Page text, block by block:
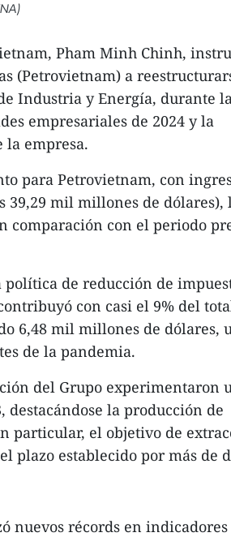
Pham Minh Chinh,
(Petrovietnam) a
Industria y Energía, durante
empresariales de 2024 y la
empresa.
para Petrovietnam, con
39,29 mil millones de dólares),
comparación con el periodo
política de reducción de
con casi el 9% del
6,48 mil millones de dólares,
de la pandemia.
del Grupo experimentaron
la producción de
particular, el objetivo de
plazo establecido por más de
nuevos récords en indicadores